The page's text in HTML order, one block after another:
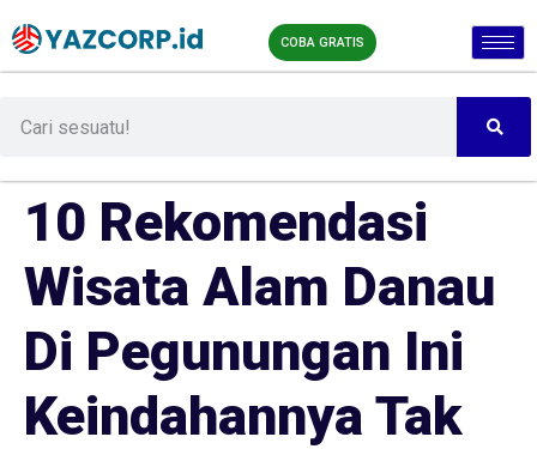
COBA GRATIS
10 Rekomendasi
Wisata Alam Danau
Di Pegunungan Ini
Keindahannya Tak